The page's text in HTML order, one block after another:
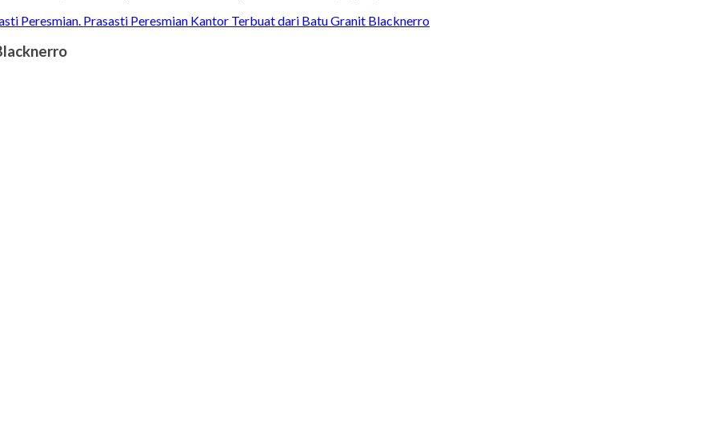
Peresmian. Prasasti Peresmian Kantor Terbuat dari Batu Granit Blacknerro